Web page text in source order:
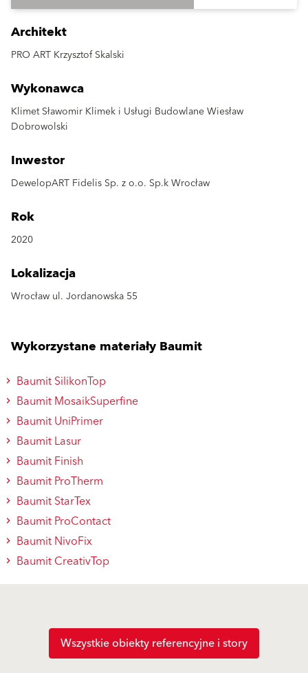
Architekt
PRO ART Krzysztof Skalski
Wykonawca
Klimet Sławomir Klimek i Usługi Budowlane Wiesław
Dobrowolski
Inwestor
DewelopART Fidelis Sp. z o.o. Sp.k Wrocław
Rok
2020
Lokalizacja
Wrocław ul. Jordanowska 55
Wykorzystane materiały Baumit
Baumit SilikonTop
Baumit MosaikSuperfine
Baumit UniPrimer
Baumit Lasur
Baumit Finish
Baumit ProTherm
Baumit StarTex
Baumit ProContact
Baumit NivoFix
Baumit CreativTop
Wszystkie obiekty referencyjne i story